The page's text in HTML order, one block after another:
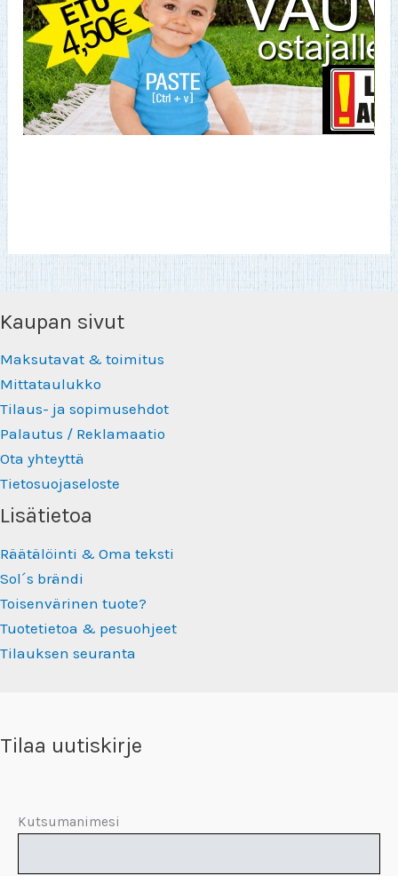
Kaupan sivut
Maksutavat & toimitus
Mittataulukko
Tilaus- ja sopimusehdot
Palautus / Reklamaatio
Ota yhteyttä
Tietosuojaseloste
Lisätietoa
Räätälöinti & Oma teksti
Sol´s brändi
Toisenvärinen tuote?
Tuotetietoa & pesuohjeet
Tilauksen seuranta
Tilaa uutiskirje
Kutsumanimesi